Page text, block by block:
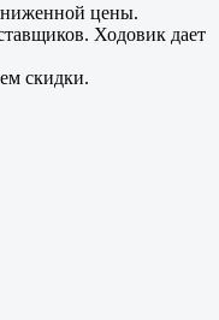
цены.
Ходовик дает
скидки.